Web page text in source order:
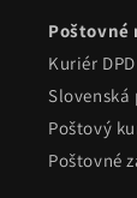
Poštovné
Kuriér
Slovenská
Poštový
Poštovné